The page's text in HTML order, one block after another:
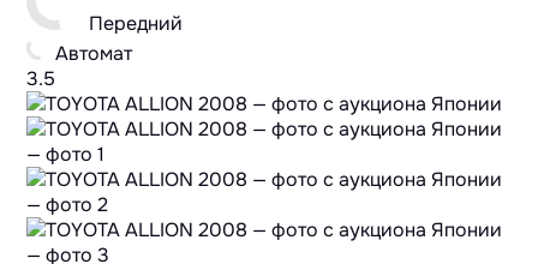
Передний
Автомат
3.5